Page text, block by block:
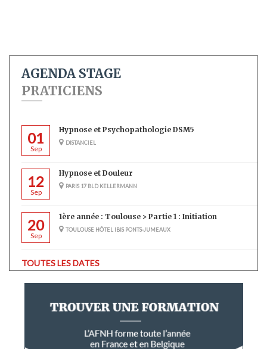
AGENDA STAGE
PRATICIENS
01
Sep
Hypnose et Psychopathologie DSM5
DISTANCIEL
12
Sep
Hypnose et Douleur
PARIS 17 BLD KELLERMANN
20
Sep
1ère année : Toulouse > Partie 1 : Initiation
TOULOUSE HÔTEL IBIS PONTS-JUMEAUX
TOUTES LES DATES